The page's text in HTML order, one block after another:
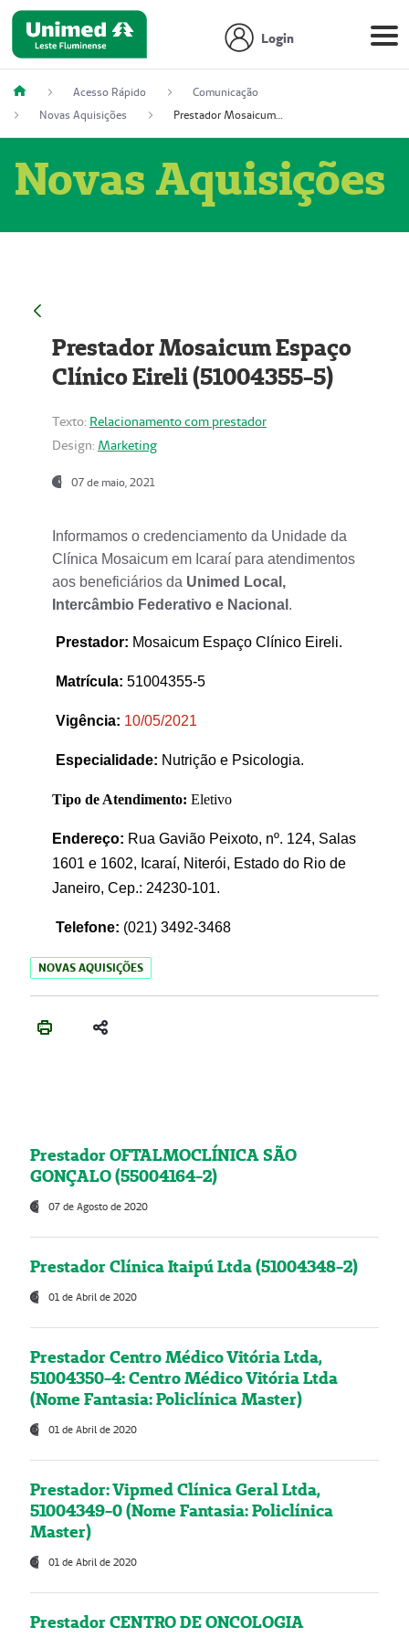
Login
Acesso Rápido
Comunicação
Novas Aquisições
Prestador Mosaicum Espaço Clínico Eireli (51004355-5)
Novas Aquisições
Prestador Mosaicum Espaço
Clínico Eireli (51004355-5)
Texto: Relacionamento com prestador
Design: Marketing
07 de maio, 2021
Informamos o credenciamento da Unidade da
Clínica Mosaicum em Icaraí para atendimentos
aos beneficiários da Unimed Local,
Intercâmbio Federativo e Nacional .
Prestador: Mosaicum Espaço Clínico Eireli.
Matrícula: 51004355-5
Vigência: 10/05/2021
Especialidade: Nutrição e Psicologia.
Tipo de Atendimento: Eletivo
Endereço: Rua Gavião Peixoto, nº. 124, Salas
1601 e 1602, Icaraí, Niterói, Estado do Rio de
Janeiro, Cep.: 24230-101.
Telefone: (021) 3492-3468
NOVAS AQUISIÇÕES
Prestador OFTALMOCLÍNICA SÃO
GONÇALO (55004164-2)
07 de Agosto de 2020
Prestador Clínica Itaipú Ltda (51004348-2)
01 de Abril de 2020
Prestador Centro Médico Vitória Ltda,
51004350-4: Centro Médico Vitória Ltda
(Nome Fantasia: Policlínica Master)
01 de Abril de 2020
Prestador: Vipmed Clínica Geral Ltda,
51004349-0 (Nome Fantasia: Policlínica
Master)
01 de Abril de 2020
Prestador CENTRO DE ONCOLOGIA